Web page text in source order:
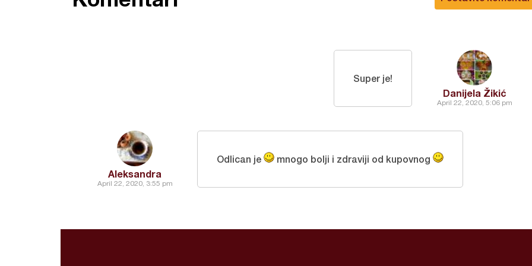
Danijela Žikić
April 22, 2020, 5:06 pm
Super je!
Aleksandra
April 22, 2020, 3:55 pm
Odlican je mnogo bolji i zdraviji od kupovnog